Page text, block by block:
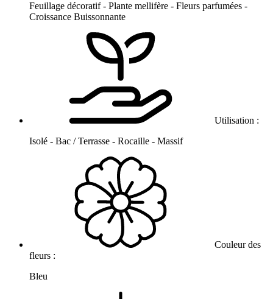
Feuillage décoratif - Plante mellifère - Fleurs parfumées -
Croissance Buissonnante
Utilisation :
Isolé - Bac / Terrasse - Rocaille - Massif
Couleur des
fleurs :
Bleu